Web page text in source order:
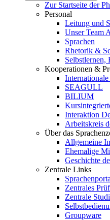
Zur Startseite der
Personal
Leitung und
Unser Team
Sprachen
Rhetorik &
Kooperationen &
SEAGULL
BILIUM
Interaktion
Arbeitskreis
Über das
Allgemeine
Ehemalige
Geschichte
Zentrale Links
Zentrales
Zentrale
Groupware